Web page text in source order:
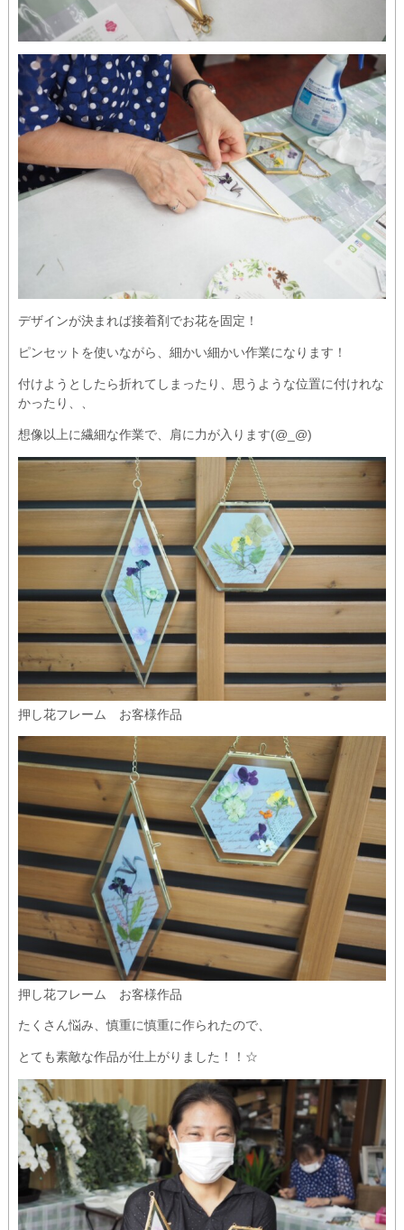
デザインが決まれば接着剤でお花を固定！
ピンセットを使いながら、細かい細かい作業になります！
付けようとしたら折れてしまったり、思うような位置に付けれな
かったり、、
想像以上に繊細な作業で、肩に力が入ります(@_@)
押し花フレーム お客様作品
押し花フレーム お客様作品
たくさん悩み、慎重に慎重に作られたので、
とても素敵な作品が仕上がりました！！☆